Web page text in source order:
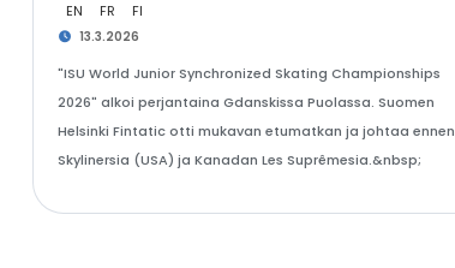
EN FR FI
13.3.2026
"ISU World Junior Synchronized Skating Championships
2026" alkoi perjantaina Gdanskissa Puolassa. Suomen
Helsinki Fintatic otti mukavan etumatkan ja johtaa ennen
Skylinersia (USA) ja Kanadan Les Suprêmesia.&nbsp;